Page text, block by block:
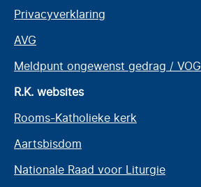
Privacyverklaring
AVG
Meldpunt ongewenst gedrag / VOG
R.K. websites
Rooms-Katholieke kerk
Aartsbisdom
Nationale Raad voor Liturgie